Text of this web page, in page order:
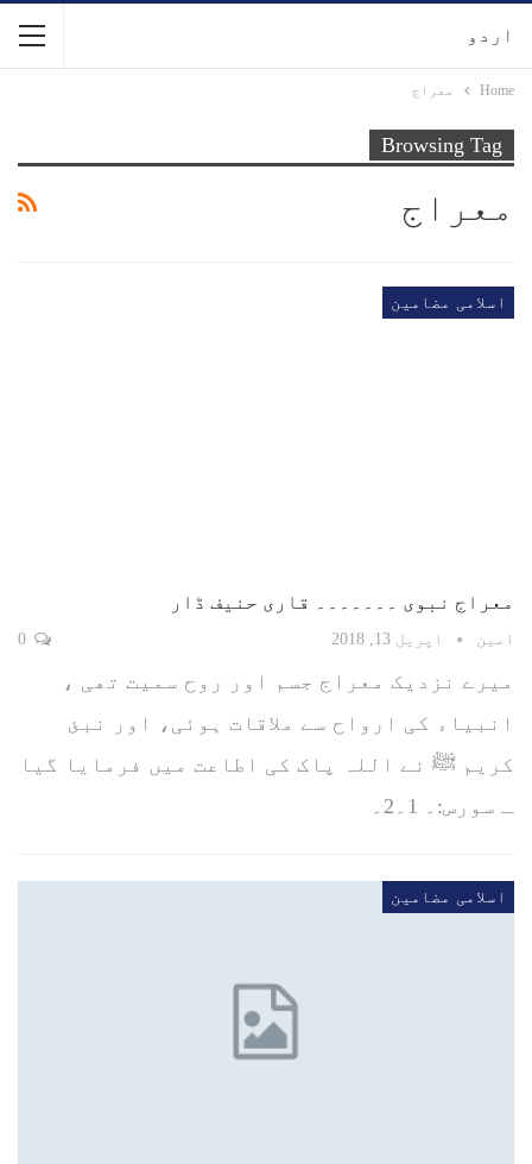
اردو
Home معراج
Browsing Tag
معراج
اسلامی مضامین
معراج نبوی ۔۔۔۔۔۔۔ قاری حنیف ڈار
امین اپریل 13, 2018
میرے نزدیک معراج جسم اور روح سمیت تھی ،
انبیاء کی ارواح سے ملاقات ہوئی، اور نبئ
کریم ﷺ نے اللہ پاک کی اطاعت میں فرمایا گیا
ـ سورس:۔ 1۔2۔
اسلامی مضامین